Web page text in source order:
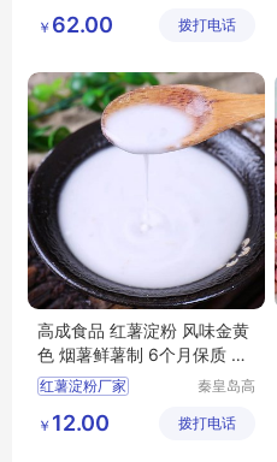
冻干山楂
冻干山楂食品
展有限公
￥ 62.00 拨打电话
高成食品 红薯淀粉 风味金黄
色 烟薯鲜薯制 6个月保质 支
持代加工
红薯淀粉厂家
秦皇岛高
业股份有
￥ 12.00 拨打电话